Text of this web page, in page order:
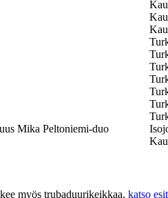
Mika Peltoniemi-duo
myös trubaduurikeikkaa, katso